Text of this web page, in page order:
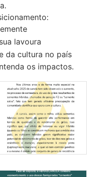
lavoura
da cultura no país
os impactos.